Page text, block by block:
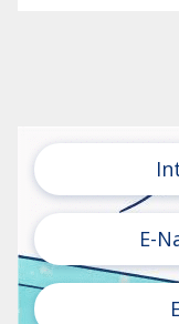
E-